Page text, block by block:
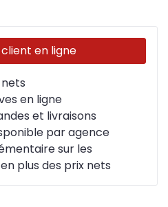
en ligne
en ligne
et livraisons
par agence
sur les
plus des prix nets